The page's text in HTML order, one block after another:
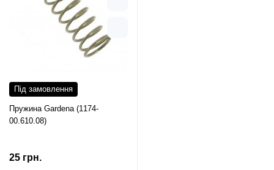
Під замовлення
Пружина Gardena (1174-
00.610.08)
25 грн.